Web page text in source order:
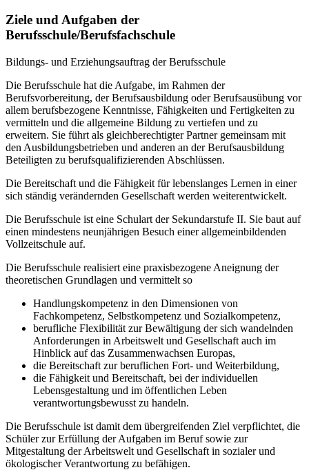
Ziele und Aufgaben der
Berufsschule/Berufsfachschule
Bildungs- und Erziehungsauftrag der Berufsschule
Die Berufsschule hat die Aufgabe, im Rahmen der
Berufsvorbereitung, der Berufsausbildung oder Berufsausübung vor
allem berufsbezogene Kenntnisse, Fähigkeiten und Fertigkeiten zu
vermitteln und die allgemeine Bildung zu vertiefen und zu
erweitern. Sie führt als gleichberechtigter Partner gemeinsam mit
den Ausbildungsbetrieben und anderen an der Berufsausbildung
Beteiligten zu berufsqualifizierenden Abschlüssen.
Die Bereitschaft und die Fähigkeit für lebenslanges Lernen in einer
sich ständig verändernden Gesellschaft werden weiterentwickelt.
Die Berufsschule ist eine Schulart der Sekundarstufe II. Sie baut auf
einen mindestens neunjährigen Besuch einer allgemeinbildenden
Vollzeitschule auf.
Die Berufsschule realisiert eine praxisbezogene Aneignung der
theoretischen Grundlagen und vermittelt so
Handlungskompetenz in den Dimensionen von
Fachkompetenz, Selbstkompetenz und Sozialkompetenz,
berufliche Flexibilität zur Bewältigung der sich wandelnden
Anforderungen in Arbeitswelt und Gesellschaft auch im
Hinblick auf das Zusammenwachsen Europas,
die Bereitschaft zur beruflichen Fort- und Weiterbildung,
die Fähigkeit und Bereitschaft, bei der individuellen
Lebensgestaltung und im öffentlichen Leben
verantwortungsbewusst zu handeln.
Die Berufsschule ist damit dem übergreifenden Ziel verpflichtet, die
Schüler zur Erfüllung der Aufgaben im Beruf sowie zur
Mitgestaltung der Arbeitswelt und Gesellschaft in sozialer und
ökologischer Verantwortung zu befähigen.